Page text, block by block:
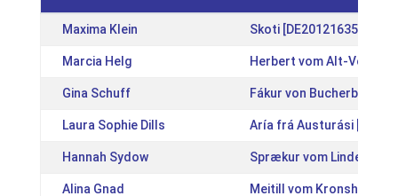
Maxima Klein Skoti [DE2012163524]
Marcia Helg Herbert vom Alt-
Gina Schuff Fákur von Bucherbach
Laura Sophie Dills Aría frá Austurási
Hannah Sydow Sprækur vom Lindenhof
Alina Gnad Meitill vom Kronshof